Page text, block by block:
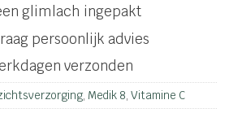
glimlach ingepakt
persoonlijk advies
verzonden
, Medik 8, Vitamine C